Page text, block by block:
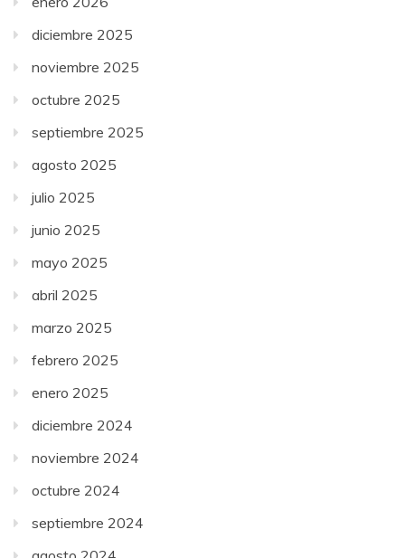
diciembre 2025
noviembre 2025
octubre 2025
septiembre 2025
agosto 2025
julio 2025
junio 2025
mayo 2025
abril 2025
marzo 2025
febrero 2025
enero 2025
diciembre 2024
noviembre 2024
octubre 2024
septiembre 2024